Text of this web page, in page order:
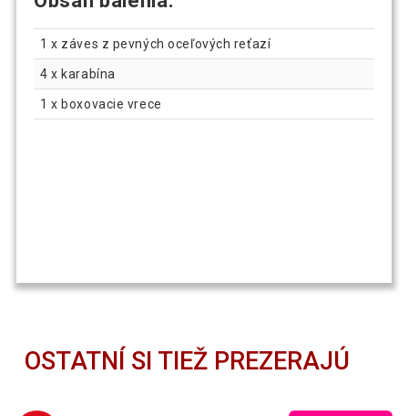
1 x záves z pevných oceľových reťazí
4 x karabína
1 x boxovacie vrece
OSTATNÍ SI TIEŽ PREZERAJÚ